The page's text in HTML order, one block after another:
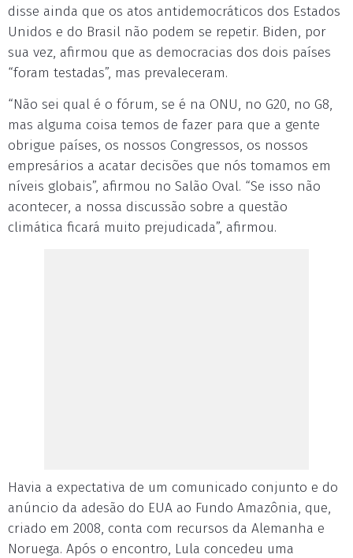
disse ainda que os atos antidemocráticos dos Estados
Unidos e do Brasil não podem se repetir. Biden, por
sua vez, afirmou que as democracias dos dois países
“foram testadas”, mas prevaleceram.
“Não sei qual é o fórum, se é na ONU, no G20, no G8,
mas alguma coisa temos de fazer para que a gente
obrigue países, os nossos Congressos, os nossos
empresários a acatar decisões que nós tomamos em
níveis globais”, afirmou no Salão Oval. “Se isso não
acontecer, a nossa discussão sobre a questão
climática ficará muito prejudicada”, afirmou.
Havia a expectativa de um comunicado conjunto e do
anúncio da adesão do EUA ao Fundo Amazônia, que,
criado em 2008, conta com recursos da Alemanha e
Noruega. Após o encontro, Lula concedeu uma